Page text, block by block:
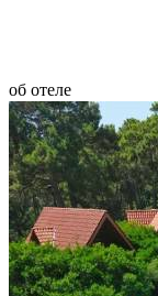
об отеле